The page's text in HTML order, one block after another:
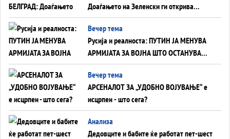
Доаѓањето на Зеленски ги открива
тајните на политиката на балансирање
на Вучиќ
Вечер тема
Русија и реалноста: ПУТИН ЈА МЕНУВА
АРМИЈАТА ЗА ВОЈНА ШТО ОСТАНУВА
БЕЗ ФРОНТ
Вечер тема
АРСЕНАЛОТ ЗА „УДОБНО ВОЈУВАЊЕ“ е
исцрпен - што сега?
Анализа
Дедовците и бабите ќе работат пет-шест